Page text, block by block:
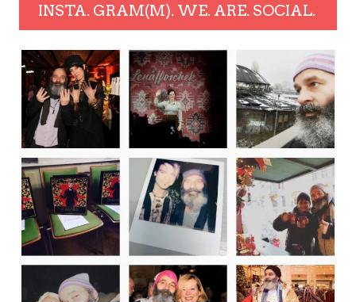
INSTA. GRAM(M). WE. ARE. SOCIAL.